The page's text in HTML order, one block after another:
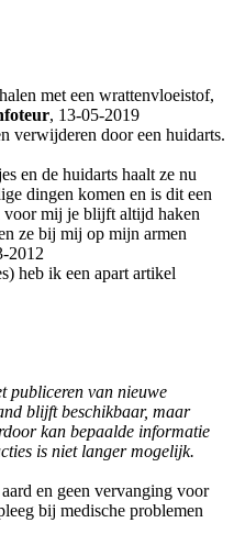
met een wrattenvloeistof,
, 13-05-2019
verwijderen door een huidarts.
en de huidarts haalt ze nu
dingen komen en is dit een
voor mij je blijft altijd haken
ze bij mij op mijn armen
2012
heb ik een apart artikel
publiceren van nieuwe
blijft beschikbaar, maar
kan bepaalde informatie
is niet langer mogelijk.
en geen vervanging voor
bij medische problemen